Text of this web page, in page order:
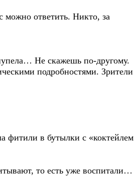
ответить. Никто, за
Не скажешь по-другому.
подробностями. Зрители
фитили в бутылки с «коктейлем
то есть уже воспитали…